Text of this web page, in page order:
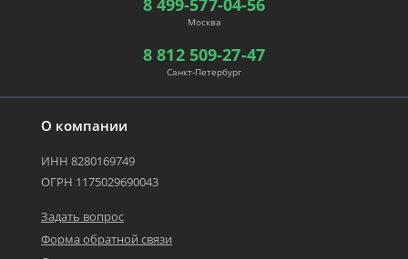
О компании
ИНН 8280169749
ОГРН 1175029690043
Задать вопрос
Форма обратной связи
8 499-577-04-56
Москва
8 812 509-27-47
Санкт-Петербург